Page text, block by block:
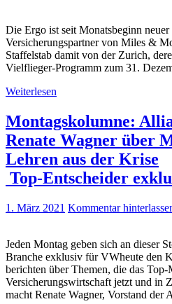
Die Ergo ist seit Monatsbeginn
Versicherungspartner von Miles &
Staffelstab damit von der Zurich,
Vielflieger-Programm zum 31.
Weiterlesen
Montagskolumne:
Renate Wagner über
Lehren aus der Krise
Top-Entscheider
1. März 2021 Kommentar
Jeden Montag geben sich an dieser
Branche exklusiv für VWheute den
berichten über Themen, die das Top-
Versicherungswirtschaft jetzt und in
macht Renate Wagner, Vorstand der